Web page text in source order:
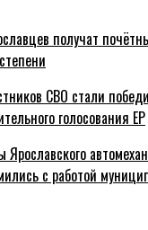
получат
СВО стали
голосования ЕР
Ярославского
с работой